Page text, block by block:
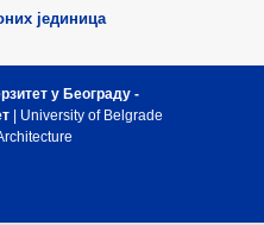
јединица
у Београду -
| University of Belgrade